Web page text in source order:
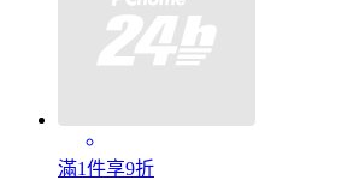
滿1件享9折